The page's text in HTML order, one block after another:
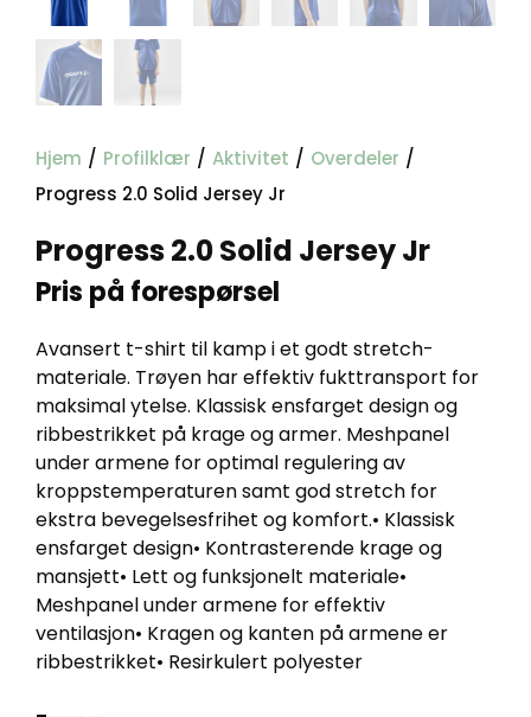
Hjem / Profilklær / Aktivitet / Overdeler /
Progress 2.0 Solid Jersey Jr
Progress 2.0 Solid Jersey Jr
Pris på forespørsel
Avansert t-shirt til kamp i et godt stretch-
materiale. Trøyen har effektiv fukttransport for
maksimal ytelse. Klassisk ensfarget design og
ribbestrikket på krage og armer. Meshpanel
under armene for optimal regulering av
kroppstemperaturen samt god stretch for
ekstra bevegelsesfrihet og komfort.• Klassisk
ensfarget design• Kontrasterende krage og
mansjett• Lett og funksjonelt materiale•
Meshpanel under armene for effektiv
ventilasjon• Kragen og kanten på armene er
ribbestrikket• Resirkulert polyester